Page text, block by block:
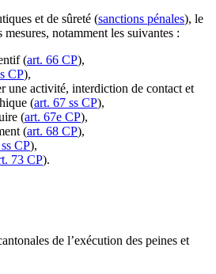
et de sûreté (sanctions pénales), le
notamment les suivantes :
(art. 66 CP),
CP),
une activité, interdiction de contact et
(art. 67 ss CP),
(art. 67e CP),
(art. 68 CP),
CP),
73 CP).
de l’exécution des peines et